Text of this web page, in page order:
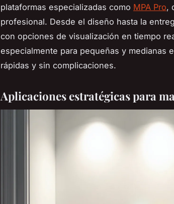
plataformas especializadas como MPA Pro,
profesional. Desde el diseño hasta la
con opciones de visualización en tiempo
especialmente para pequeñas y medianas
rápidas y sin complicaciones.
Aplicaciones estratégicas para